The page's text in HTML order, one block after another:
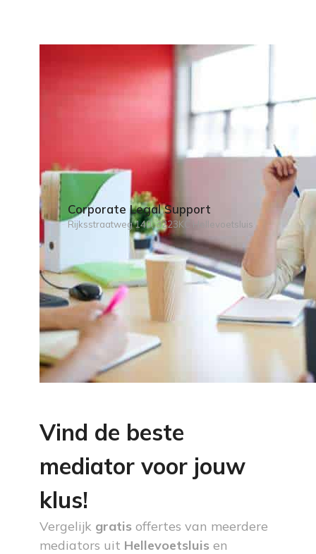
Corporate Legal Support
Rijksstraatweg 140, 3223KC Hellevoetsluis
Vind de beste
mediator voor jouw
klus!
Vergelijk gratis offertes van meerdere
mediators uit Hellevoetsluis en